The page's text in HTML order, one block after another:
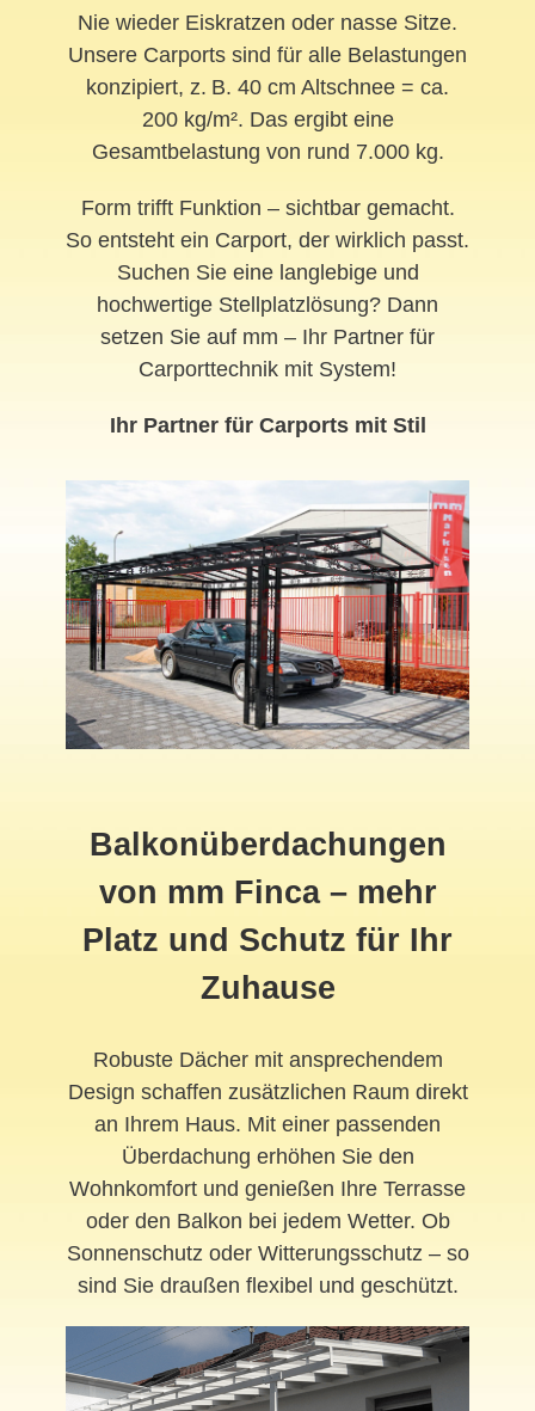
Nie wieder Eiskratzen oder nasse Sitze.
Unsere Carports sind für alle Belastungen
konzipiert, z. B. 40 cm Altschnee = ca.
200 kg/m². Das ergibt eine
Gesamtbelastung von rund 7.000 kg.
Form trifft Funktion – sichtbar gemacht.
So entsteht ein Carport, der wirklich passt.
Suchen Sie eine langlebige und
hochwertige Stellplatzlösung? Dann
setzen Sie auf mm – Ihr Partner für
Carporttechnik mit System!
Ihr Partner für Carports mit Stil
Balkonüberdachungen
von mm Finca – mehr
Platz und Schutz für Ihr
Zuhause
Robuste Dächer mit ansprechendem
Design schaffen zusätzlichen Raum direkt
an Ihrem Haus. Mit einer passenden
Überdachung erhöhen Sie den
Wohnkomfort und genießen Ihre Terrasse
oder den Balkon bei jedem Wetter. Ob
Sonnenschutz oder Witterungsschutz – so
sind Sie draußen flexibel und geschützt.